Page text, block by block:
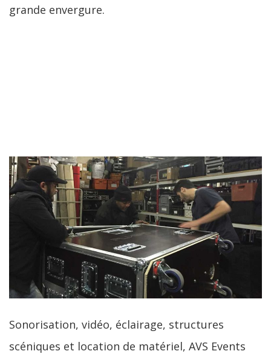
grande envergure.
Sonorisation, vidéo, éclairage, structures
scéniques et location de matériel, AVS Events